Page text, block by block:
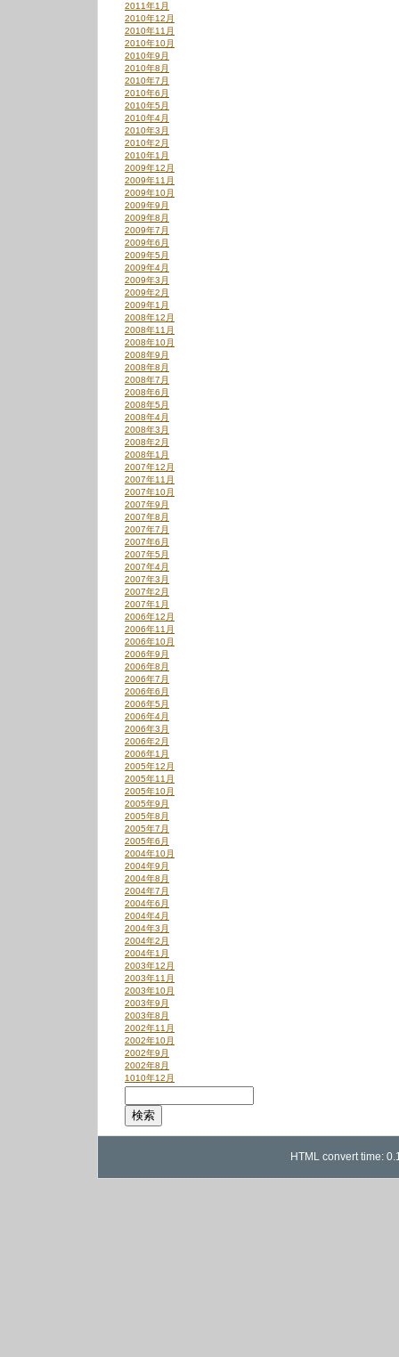
2011年1月
2010年12月
2010年11月
2010年10月
2010年9月
2010年8月
2010年7月
2010年6月
2010年5月
2010年4月
2010年3月
2010年2月
2010年1月
2009年12月
2009年11月
2009年10月
2009年9月
2009年8月
2009年7月
2009年6月
2009年5月
2009年4月
2009年3月
2009年2月
2009年1月
2008年12月
2008年11月
2008年10月
2008年9月
2008年8月
2008年7月
2008年6月
2008年5月
2008年4月
2008年3月
2008年2月
2008年1月
2007年12月
2007年11月
2007年10月
2007年9月
2007年8月
2007年7月
2007年6月
2007年5月
2007年4月
2007年3月
2007年2月
2007年1月
2006年12月
2006年11月
2006年10月
2006年9月
2006年8月
2006年7月
2006年6月
2006年5月
2006年4月
2006年3月
2006年2月
2006年1月
2005年12月
2005年11月
2005年10月
2005年9月
2005年8月
2005年7月
2005年6月
2004年10月
2004年9月
2004年8月
2004年7月
2004年6月
2004年4月
2004年3月
2004年2月
2004年1月
2003年12月
2003年11月
2003年10月
2003年9月
2003年8月
2002年11月
2002年10月
2002年9月
2002年8月
1010年12月
HTML convert time: